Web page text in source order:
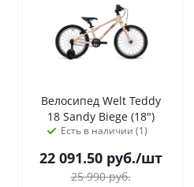
Велосипед Welt Teddy
18 Sandy Biege (18")
Есть в наличии (1)
22 091.50руб./шт
25 990руб.